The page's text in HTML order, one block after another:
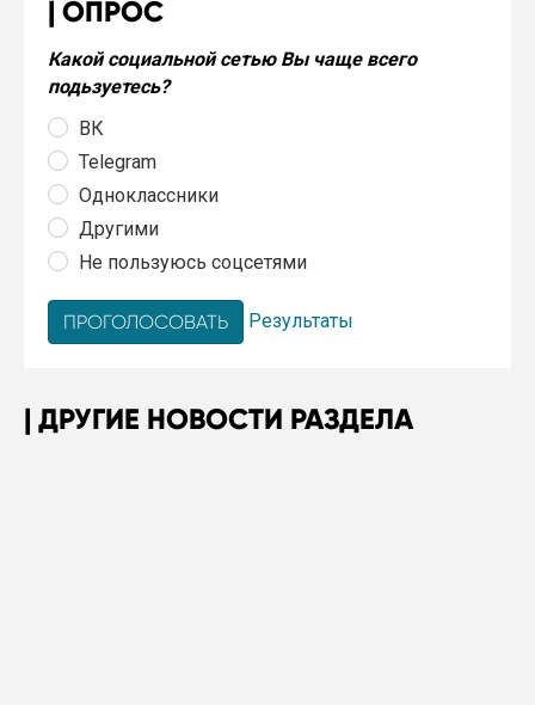
ОПРОС
Какой социальной сетью Вы чаще всего
подьзуетесь?
ВК
Telegram
Одноклассники
Другими
Не пользуюсь соцсетями
Результаты
ДРУГИЕ НОВОСТИ РАЗДЕЛА